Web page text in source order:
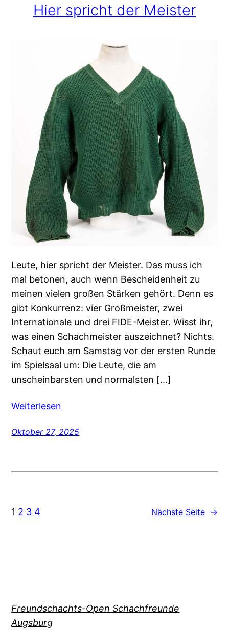
Hier spricht der Meister
Leute, hier spricht der Meister. Das muss ich
mal betonen, auch wenn Bescheidenheit zu
meinen vielen großen Stärken gehört. Denn es
gibt Konkurrenz: vier Großmeister, zwei
Internationale und drei FIDE-Meister. Wisst ihr,
was einen Schachmeister auszeichnet? Nichts.
Schaut euch am Samstag vor der ersten Runde
im Spielsaal um: Die Leute, die am
unscheinbarsten und normalsten […]
Weiterlesen
Oktober 27, 2025
1 2 3 4 Nächste Seite →
Freundschachts-Open Schachfreunde
Augsburg